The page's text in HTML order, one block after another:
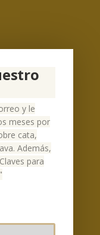
y le
meses por
cata,
Además,
para